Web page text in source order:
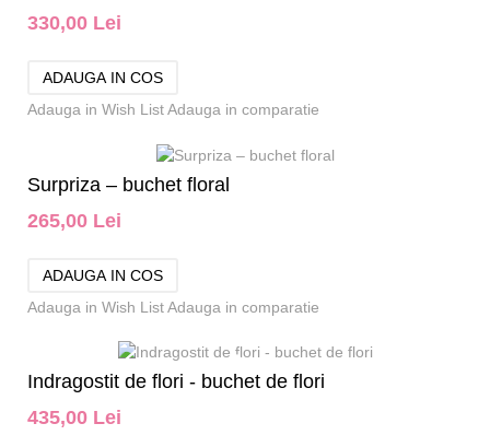
330,00 Lei
Adauga in Wish ListAdauga in comparatie
Surpriza – buchet floral
265,00 Lei
Adauga in Wish ListAdauga in comparatie
Indragostit de flori - buchet de flori
435,00 Lei